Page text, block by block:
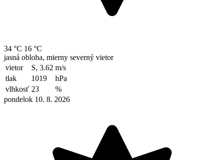
34 °C 16 °C
jasná obloha, mierny severný vietor
vietor
S, 3.62 m/s
tlak
1019
hPa
vlhkosť 23
%
pondelok 10. 8. 2026